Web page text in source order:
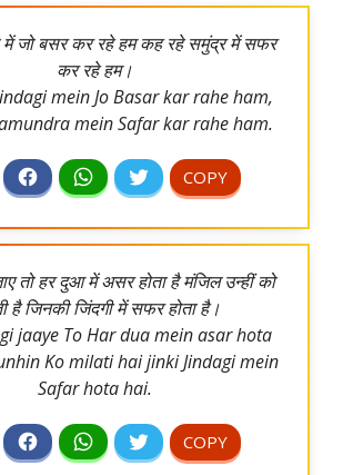
में जो बसर कर रहे हम कह रहे समुंद्र में सफर
कर रहे हम।
mein Jo Basar kar rahe ham,
mein Safar kar rahe ham.
तो हर दुआ में असर होता है मंजिल उन्हीं को
है जिनकी जिंदगी में सफर होता है।
jaaye To Har dua mein asar hota
Ko milati hai jinki Jindagi mein
Safar hota hai.